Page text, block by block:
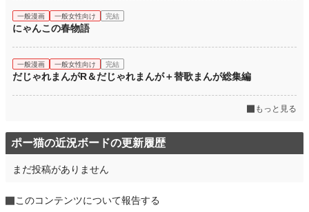
一般漫画 一般女性向け 完結
にゃんこの春物語
一般漫画 一般女性向け 完結
だじゃれまんがR＆だじゃれまんが＋替歌まんが総集編
もっと見る
ポー猫の近況ボードの更新履歴
まだ投稿がありません
このコンテンツについて報告する